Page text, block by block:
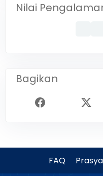
Nilai
Bagikan
FAQ